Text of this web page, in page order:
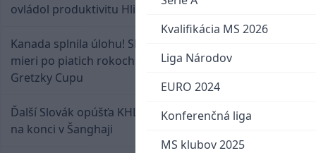
Kvalifikácia MS 2026
Liga Národov
EURO 2024
Konferenčná liga
MS klubov 2025
ovládol produktivitu Hlinka Gretzky Cupu
Kanada splnila úlohu! Slovenská osemnástka
mieri po piatich rokoch do semifinále Hlinka
Gretzky Cupu
Ďalší Slovák opúšťa KHL. Patrik Rybár sa dohodol
na konci v Šanghaji